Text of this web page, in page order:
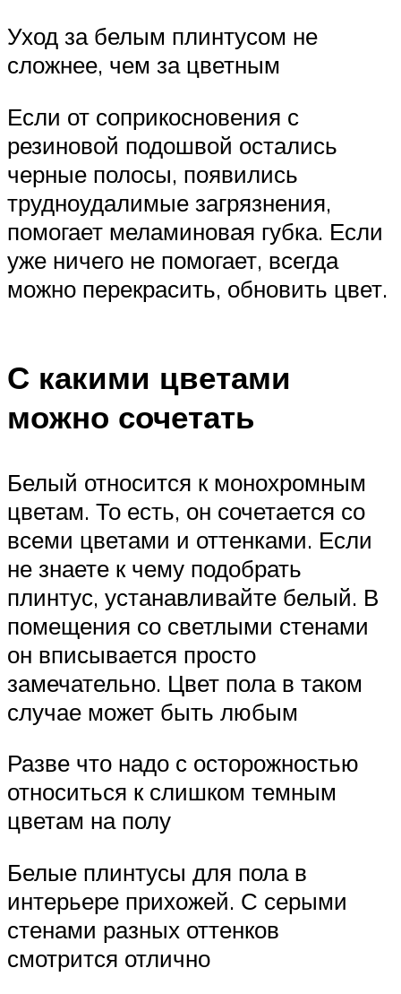
Уход за белым плинтусом не
сложнее, чем за цветным
Если от соприкосновения с
резиновой подошвой остались
черные полосы, появились
трудноудалимые загрязнения,
помогает меламиновая губка. Если
уже ничего не помогает, всегда
можно перекрасить, обновить цвет.
С какими цветами
можно сочетать
Белый относится к монохромным
цветам. То есть, он сочетается со
всеми цветами и оттенками. Если
не знаете к чему подобрать
плинтус, устанавливайте белый. В
помещения со светлыми стенами
он вписывается просто
замечательно. Цвет пола в таком
случае может быть любым
Разве что надо с осторожностью
относиться к слишком темным
цветам на полу
Белые плинтусы для пола в
интерьере прихожей. С серыми
стенами разных оттенков
смотрится отлично